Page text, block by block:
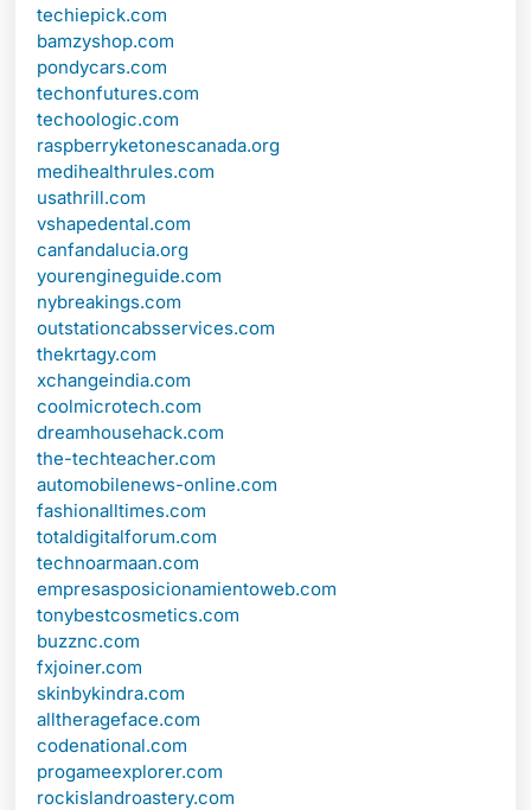
techiepick.com
bamzyshop.com
pondycars.com
techonfutures.com
techoologic.com
raspberryketonescanada.org
medihealthrules.com
usathrill.com
vshapedental.com
canfandalucia.org
yourengineguide.com
nybreakings.com
outstationcabsservices.com
thekrtagy.com
xchangeindia.com
coolmicrotech.com
dreamhousehack.com
the-techteacher.com
automobilenews-online.com
fashionalltimes.com
totaldigitalforum.com
technoarmaan.com
empresasposicionamientoweb.com
tonybestcosmetics.com
buzznc.com
fxjoiner.com
skinbykindra.com
alltherageface.com
codenational.com
progameexplorer.com
rockislandroastery.com